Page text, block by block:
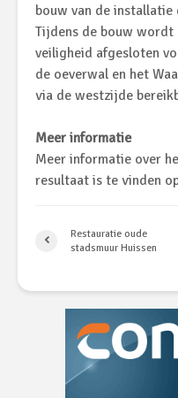
bouw van de installatie
Tijdens de bouw wordt
veiligheid afgesloten
de oeverwal en het
via de westzijde
Meer informatie
Meer informatie over
resultaat is te vinden
Restauratie oude
stadsmuur Huissen